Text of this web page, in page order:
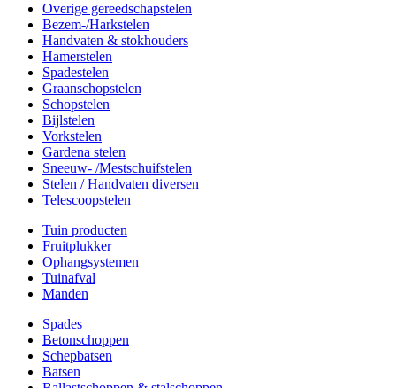
Overige gereedschapstelen
Bezem-/Harkstelen
Handvaten & stokhouders
Hamerstelen
Spadestelen
Graanschopstelen
Schopstelen
Bijlstelen
Vorkstelen
Gardena stelen
Sneeuw- /Mestschuifstelen
Stelen / Handvaten diversen
Telescoopstelen
Tuin producten
Fruitplukker
Ophangsystemen
Tuinafval
Manden
Spades
Betonschoppen
Schepbatsen
Batsen